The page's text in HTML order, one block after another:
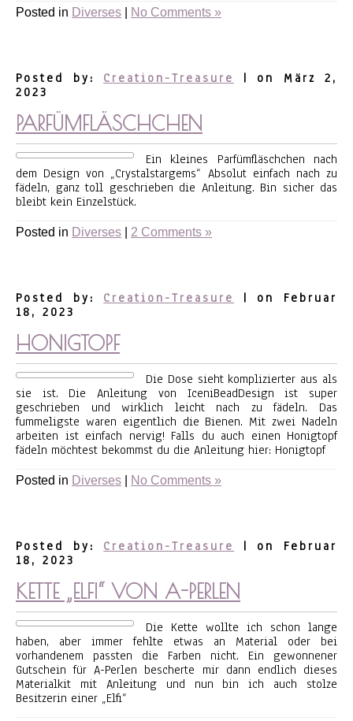
Posted in Diverses No Comments »
Posted by: Creation-Treasure
| on März 2,
2023
PARFÜMFLÄSCHCHEN
Ein kleines Parfümfläschchen nach
dem Design von „Crystalstargems“ Absolut einfach nach zu
fädeln, ganz toll geschrieben die Anleitung. Bin sicher das
bleibt kein Einzelstück.
Posted in Diverses 2 Comments »
Posted by: Creation-Treasure
| on Februar
18, 2023
HONIGTOPF
Die Dose sieht komplizierter aus als
sie ist. Die Anleitung von IceniBeadDesign ist super
geschrieben und wirklich leicht nach zu fädeln. Das
fummeligste waren eigentlich die Bienen. Mit zwei Nadeln
arbeiten ist einfach nervig! Falls du auch einen Honigtopf
fädeln möchtest bekommst du die Anleitung hier: Honigtopf
Posted in Diverses No Comments »
Posted by: Creation-Treasure
| on Februar
18, 2023
KETTE „ELFI“ VON A-PERLEN
Die Kette wollte ich schon lange
haben, aber immer fehlte etwas an Material oder bei
vorhandenem passten die Farben nicht. Ein gewonnener
Gutschein für A-Perlen bescherte mir dann endlich dieses
Materialkit mit Anleitung und nun bin ich auch stolze
Besitzerin einer „Elfi“